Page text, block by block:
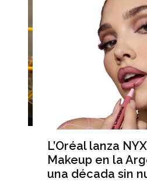
L’Oréal lanza NYX
Makeup en la
una década sin